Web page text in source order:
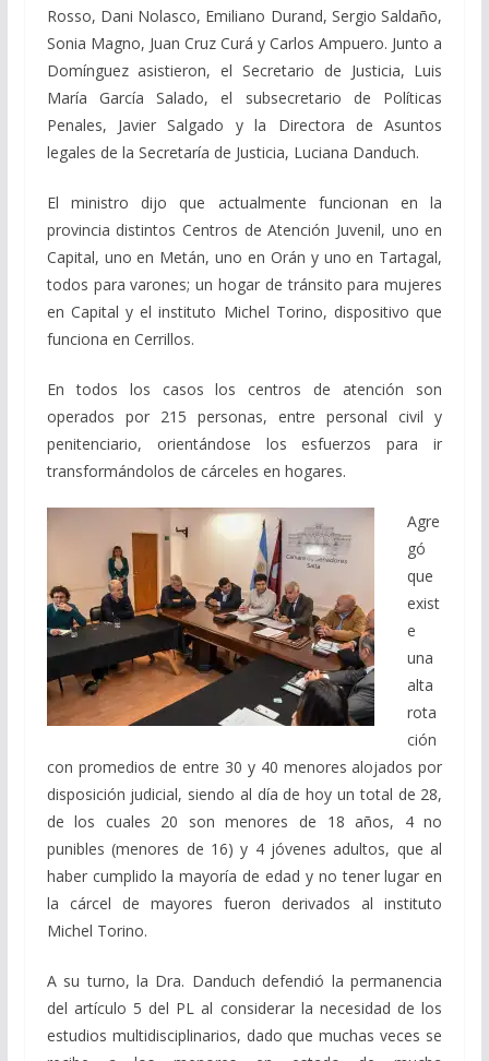
Rosso, Dani Nolasco, Emiliano Durand, Sergio Saldaño,
Sonia Magno, Juan Cruz Curá y Carlos Ampuero. Junto a
Domínguez asistieron, el Secretario de Justicia, Luis
María García Salado, el subsecretario de Políticas
Penales, Javier Salgado y la Directora de Asuntos
legales de la Secretaría de Justicia, Luciana Danduch.
El ministro dijo que actualmente funcionan en la
provincia distintos Centros de Atención Juvenil, uno en
Capital, uno en Metán, uno en Orán y uno en Tartagal,
todos para varones; un hogar de tránsito para mujeres
en Capital y el instituto Michel Torino, dispositivo que
funciona en Cerrillos.
En todos los casos los centros de atención son
operados por 215 personas, entre personal civil y
penitenciario, orientándose los esfuerzos para ir
transformándolos de cárceles en hogares.
Agre
gó
que
exist
e
una
alta
rota
ción
con promedios de entre 30 y 40 menores alojados por
disposición judicial, siendo al día de hoy un total de 28,
de los cuales 20 son menores de 18 años, 4 no
punibles (menores de 16) y 4 jóvenes adultos, que al
haber cumplido la mayoría de edad y no tener lugar en
la cárcel de mayores fueron derivados al instituto
Michel Torino.
A su turno, la Dra. Danduch defendió la permanencia
del artículo 5 del PL al considerar la necesidad de los
estudios multidisciplinarios, dado que muchas veces se